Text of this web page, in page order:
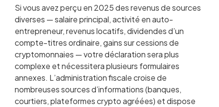
Si vous avez perçu en 2025 des revenus de sources
diverses — salaire principal, activité en auto-
entrepreneur, revenus locatifs, dividendes d’un
compte-titres ordinaire, gains sur cessions de
cryptomonnaies — votre déclaration sera plus
complexe et nécessitera plusieurs formulaires
annexes. L’administration fiscale croise de
nombreuses sources d’informations (banques,
courtiers, plateformes crypto agréées) et dispose